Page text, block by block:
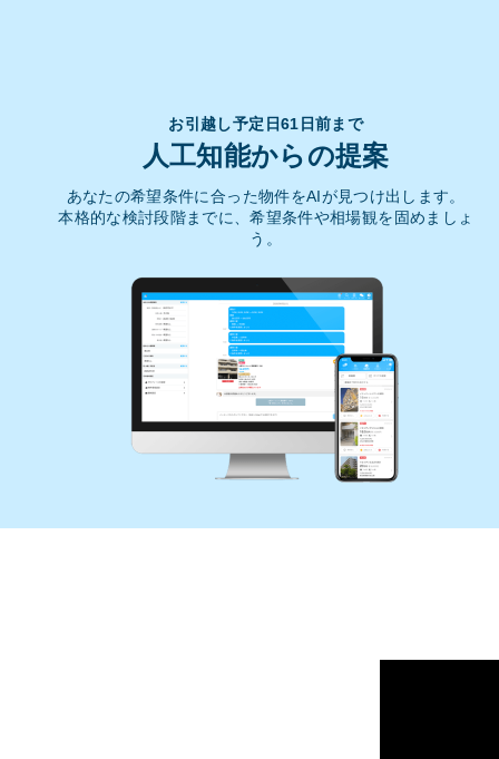
お引越し予定日61日前まで
人工知能からの提案
あなたの希望条件に合った物件をAIが見つけ出します。
本格的な検討段階までに、希望条件や相場観を固めましょ
う。